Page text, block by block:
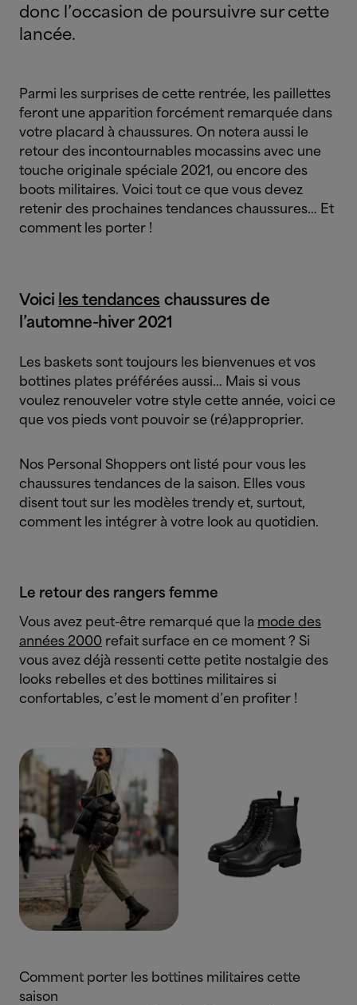
donc l’occasion de poursuivre sur cette
lancée.
Parmi les surprises de cette rentrée, les paillettes
feront une apparition forcément remarquée dans
votre placard à chaussures. On notera aussi le
retour des incontournables mocassins avec une
touche originale spéciale 2021, ou encore des
boots militaires. Voici tout ce que vous devez
retenir des prochaines tendances chaussures… Et
comment les porter !
Voici les tendances chaussures de
l’automne-hiver 2021
Les baskets sont toujours les bienvenues et vos
bottines plates préférées aussi… Mais si vous
voulez renouveler votre style cette année, voici ce
que vos pieds vont pouvoir se (ré)approprier.
Nos Personal Shoppers ont listé pour vous les
chaussures tendances de la saison. Elles vous
disent tout sur les modèles trendy et, surtout,
comment les intégrer à votre look au quotidien.
Le retour des rangers femme
Vous avez peut-être remarqué que la mode des
années 2000 refait surface en ce moment ? Si
vous avez déjà ressenti cette petite nostalgie des
looks rebelles et des bottines militaires si
confortables, c’est le moment d’en profiter !
Comment porter les bottines militaires cette
saison